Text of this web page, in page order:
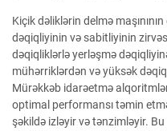
Kiçik dəliklərin delmə
dəqiqliyinin və sabitliyinin
dəqiqliklərlə yerləşmə
mühərriklərdən və yüksək
Mürəkkəb idarəetmə
optimal performansı təmin
şəkildə izləyir və tənzimləyir.